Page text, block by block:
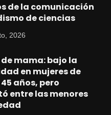
de la comunicación
de ciencias
2026
mama: bajo la
en mujeres de
años, pero
entre las menores